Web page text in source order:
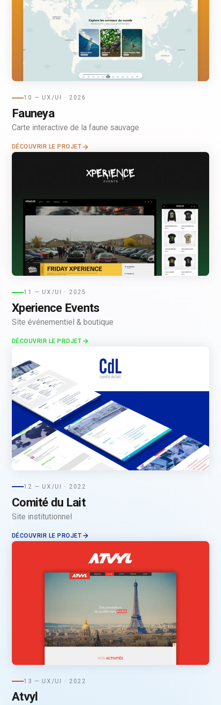
10 — UX/UI · 2026
Fauneya
Carte interactive de la faune sauvage
DÉCOUVRIR LE PROJET
11 — UX/UI · 2025
Xperience Events
Site événementiel & boutique
DÉCOUVRIR LE PROJET
12 — UX/UI · 2022
Comité du Lait
Site institutionnel
DÉCOUVRIR LE PROJET
13 — UX/UI · 2022
Atvyl